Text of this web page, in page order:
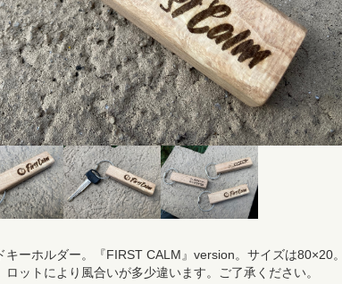
キーホルダー。『FIRST CALM』version。サイズは80×20
ットにより風合いが多少違います。ご了承ください。